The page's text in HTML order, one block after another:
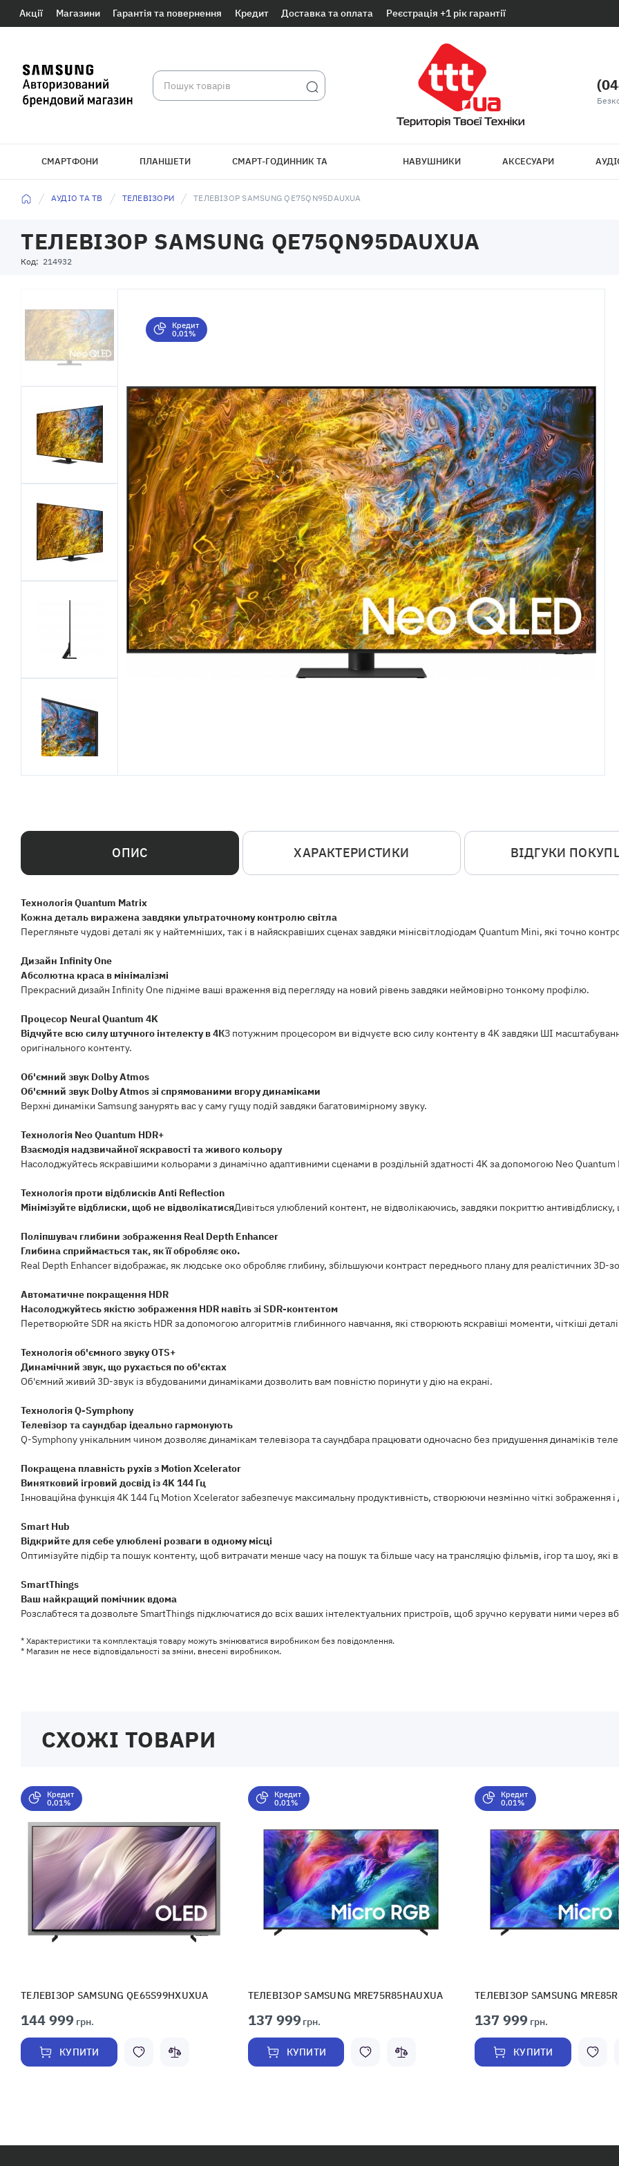
Акції Магазини Гарантія та повернення Кредит Доставка та оплата Реєстрація +1 рік гарантії
СМАРТФОНИ ПЛАНШЕТИ СМАРТ-ГОДИННИК ТА
БРАСЛЕТИ
НАВУШНИКИ АКСЕСУАРИ
АУДІО ТА ТВ ТЕЛЕВІЗОРИ ТЕЛЕВІЗОР SAMSUNG QE75QN95DAUXUA
ТЕЛЕВІЗОР SAMSUNG QE75QN95DAUXUA
Код: 214932
Кредит
0,01%
ОПИС
Технологія Quantum Matrix
Кожна деталь виражена завдяки ультраточному контролю світла
Перегляньте чудові деталі як у найтемніших, так і в найяскравіших сценах завдяки мінісвітлодіодам Quantum Mini, які точно
Дизайн Infinity One
Абсолютна краса в мінімалізмі
Прекрасний дизайн Infinity One підніме ваші враження від перегляду на новий рівень завдяки неймовірно тонкому профілю.
Процесор Neural Quantum 4K
Відчуйте всю силу штучного інтелекту в 4КЗ потужним процесором ви відчуєте всю силу контенту в 4K завдяки ШІ
оригінального контенту.
Об'ємний звук Dolby Atmos
Об'ємний звук Dolby Atmos зі спрямованими вгору динаміками
Верхні динаміки Samsung занурять вас у саму гущу подій завдяки багатовимірному звуку.
Технологія Neo Quantum HDR+
Взаємодія надзвичайної яскравості та живого кольору
Насолоджуйтесь яскравішими кольорами з динамічно адаптивними сценами в роздільній здатності 4K за допомогою Neo Quantum
Технологія проти відблисків Anti Reflection
Мінімізуйте відблиски, щоб не відволікатисяДивіться улюблений контент, не відволікаючись, завдяки покриттю антивідблиску,
Поліпшувач глибини зображення Real Depth Enhancer
Глибина сприймається так, як її обробляє око.
Real Depth Enhancer відображає, як людське око обробляє глибину, збільшуючи контраст переднього плану для реалістичних 3D-
Автоматичне покращення HDR
Насолоджуйтесь якістю зображення HDR навіть зі SDR-контентом
Перетворюйте SDR на якість HDR за допомогою алгоритмів глибинного навчання, які створюють яскравіші моменти, чіткіші
Технологія об'ємного звуку OTS+
Динамічний звук, що рухається по об'єктах
Об'ємний живий 3D-звук із вбудованими динаміками дозволить вам повністю поринути у дію на екрані.
Технологія Q-Symphony
Телевізор та саундбар ідеально гармонують
Q-Symphony унікальним чином дозволяє динамікам телевізора та саундбара працювати одночасно без придушення динаміків
Покращена плавність рухів з Motion Xcelerator
Винятковий ігровий досвід із 4K 144 Гц
Інноваційна функція 4K 144 Гц Motion Xcelerator забезпечує максимальну продуктивність, створюючи незмінно чіткі зображення
Smart Hub
Відкрийте для себе улюблені розваги в одному місці
Оптимізуйте підбір та пошук контенту, щоб витрачати менше часу на пошук та більше часу на трансляцію фільмів, ігор та шоу, які
SmartThings
Ваш найкращий помічник вдома
Розслабтеся та дозвольте SmartThings підключатися до всіх ваших інтелектуальних пристроїв, щоб зручно керувати ними через
* Характеристики та комплектація товару можуть змінюватися виробником без повідомлення.
* Магазин не несе відповідальності за зміни, внесені виробником.
ХАРАКТЕРИСТИКИ ВІДГУКИ
СХОЖІ ТОВАРИ
Кредит
0,01%
ТЕЛЕВІЗОР SAMSUNG QE65S99HXUXUA
144 999 грн.
КУПИТИ
Кредит
0,01%
ТЕЛЕВІЗОР SAMSUNG MRE75R85HAUXUA
137 999грн.
КУПИТИ
Кредит
0,01%
ТЕЛЕВІЗОР SAMSUNG
137 999 грн.
КУПИТИ